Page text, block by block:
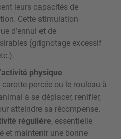
leurs capacités de
Cette stimulation
d’ennui et de
(grignotage excessif
physique
percée ou le rouleau à
à se déplacer, renifler,
atteindre sa récompense.
régulière, essentielle
et maintenir une bonne